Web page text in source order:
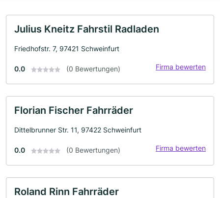
Julius Kneitz Fahrstil Radladen
Friedhofstr. 7, 97421 Schweinfurt
0.0 (0 Bewertungen) Firma bewerten
Florian Fischer Fahrräder
Dittelbrunner Str. 11, 97422 Schweinfurt
0.0 (0 Bewertungen) Firma bewerten
Roland Rinn Fahrräder